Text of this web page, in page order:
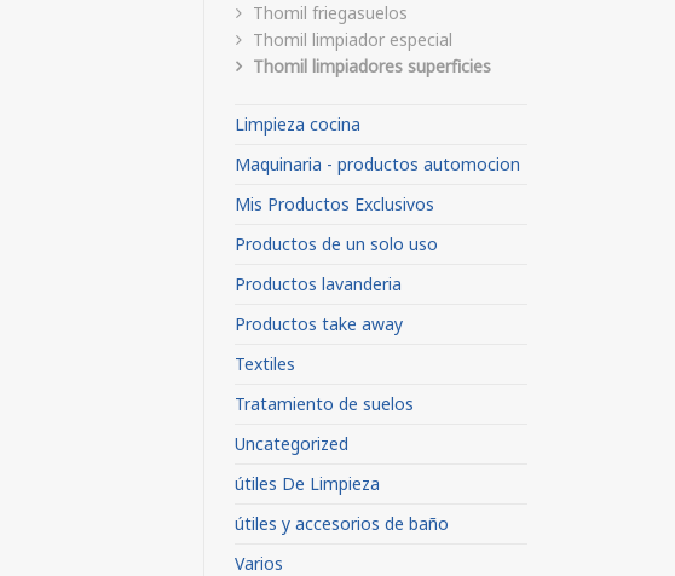
Thomil friegasuelos
Thomil limpiador especial
Thomil limpiadores superficies
Limpieza cocina
Maquinaria - productos automocion
Mis Productos Exclusivos
Productos de un solo uso
Productos lavanderia
Productos take away
Textiles
Tratamiento de suelos
Uncategorized
útiles De Limpieza
útiles y accesorios de baño
Varios